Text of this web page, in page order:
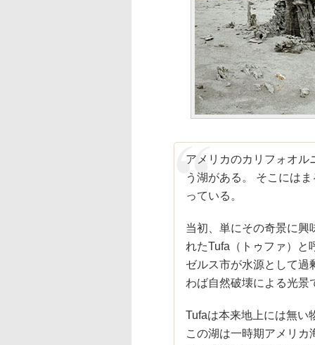
アメリカのカリフォオル
う湖がある。 そこには
っている。
当初、単にその奇景に興
れたTufa（トゥファ）と
ゼルス市が水源として過
わば自然破壊による光景
Tufaは本来地上には無い
この湖は一時期アメリ